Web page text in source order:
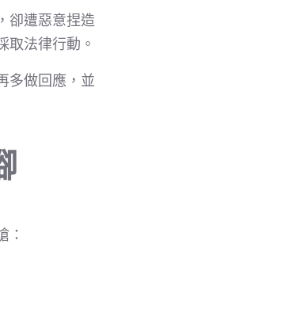
卻遭惡意捏造
取法律行動。
多做回應，並
：